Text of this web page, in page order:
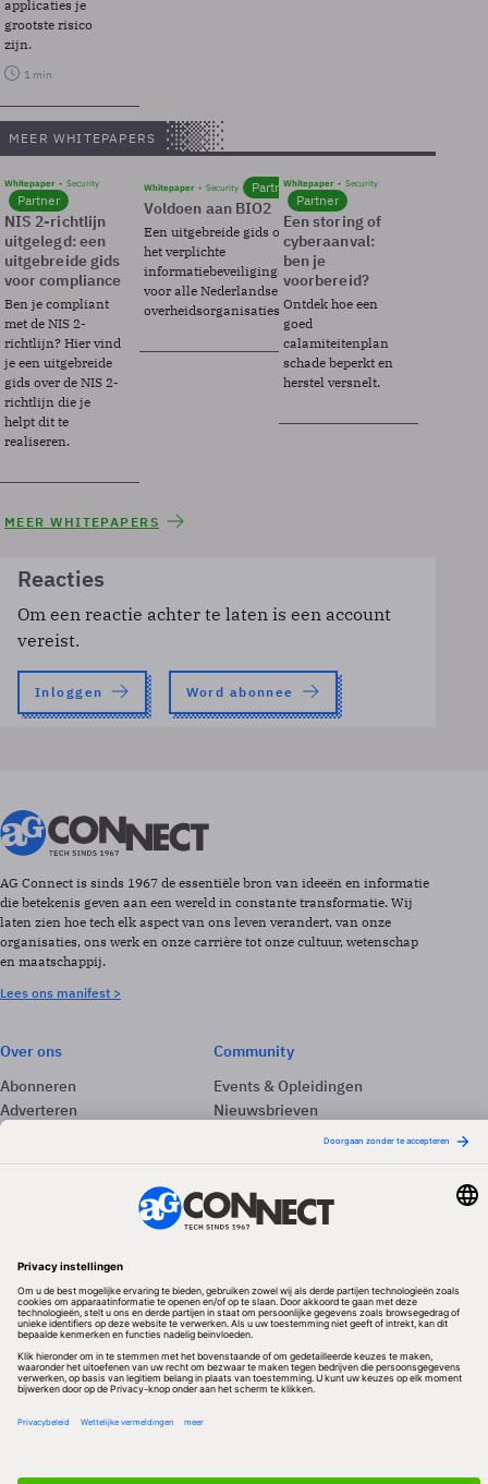
applicaties je
grootste risico
zijn.
1 min
MEER WHITEPAPERS
Whitepaper Security
Partner
NIS 2-richtlijn
uitgelegd: een
uitgebreide gids
voor compliance
Ben je compliant
met de NIS 2-
richtlijn? Hier vind
je een uitgebreide
gids over de NIS 2-
richtlijn die je
helpt dit te
realiseren.
Whitepaper Security Partner
Voldoen aan BIO2
Een uitgebreide gids over BIO2,
het verplichte
informatiebeveiligingsframework
voor alle Nederlandse
overheidsorganisaties.
Whitepaper Security
Partner
Een storing of
cyberaanval:
ben je
voorbereid?
Ontdek hoe een
goed
calamiteitenplan
schade beperkt en
herstel versnelt.
MEER WHITEPAPERS
Reacties
Om een reactie achter te laten is een account
vereist.
Inloggen Word abonnee
AG Connect is sinds 1967 de essentiële bron van ideeën en informatie
die betekenis geven aan een wereld in constante transformatie. Wij
laten zien hoe tech elk aspect van ons leven verandert, van onze
organisaties, ons werk en onze carrière tot onze cultuur, wetenschap
en maatschappij.
Lees ons manifest >
Over ons
Abonneren
Adverteren
Community
Events & Opleidingen
Nieuwsbrieven
Redactionele partner
Privacy & Cookies